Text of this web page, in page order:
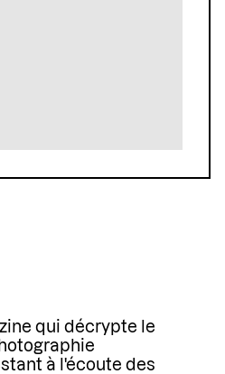
qui décrypte le
à l'écoute des